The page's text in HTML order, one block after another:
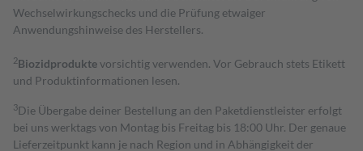
Wechselwirkungschecks und die Prüfung etwaiger
Anwendungshinweise des Herstellers.
2Biozidproduktevorsichtig verwenden. Vor Gebrauch stets Etikett
und Produktinformationen lesen.
3Die Übergabe deiner Bestellung an den Paketdienstleister erfolgt
bei uns werktags von Montag bis Freitag bis 18:00 Uhr. Der genaue
Lieferzeitpunkt kann je nach Region und in Abhängigkeit der